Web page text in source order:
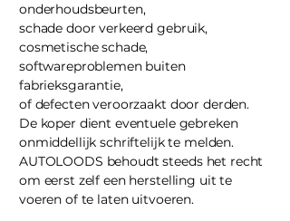
onderhoudsbeurten,
schade door verkeerd gebruik,
cosmetische schade,
softwareproblemen buiten
fabrieksgarantie,
of defecten veroorzaakt door derden.
De koper dient eventuele gebreken
onmiddellijk schriftelijk te melden.
AUTOLOODS behoudt steeds het recht
om eerst zelf een herstelling uit te
voeren of te laten uitvoeren.